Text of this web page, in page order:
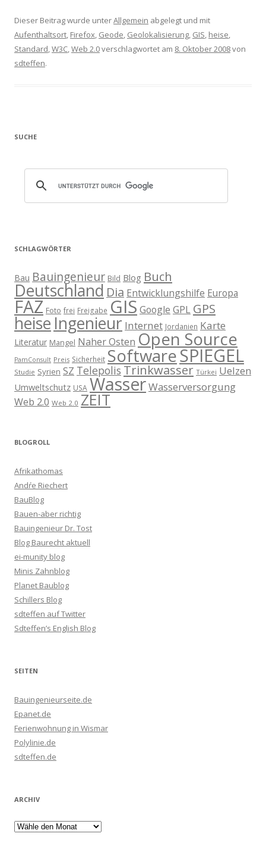
Dieser Beitrag wurde unterAllgemein abgelegt und mit
Aufenthaltsort, Firefox, Geode, Geolokalisierung, GIS, heise,
Standard,W3C,Web 2.0verschlagwortet am 8. Oktober 2008von
sdteffen.
SUCHE
SCHLAGWÖRTER
Bau Bauingenieur Bild Blog Buch
Deutschland Dia Entwicklungshilfe Europa
FAZ Foto frei Freigabe GIS Google GPL GPS
heise Ingenieur Internet Jordanien Karte
Literatur Mangel Naher Osten Open Source
PamConsult Preis Sicherheit SoftwareSPIEGEL
Studie Syrien SZ Telepolis Trinkwasser Türkei Uelzen
Umweltschutz USA WasserWasserversorgung
Web 2.0 Web 2.0 ZEIT
BLOGROLL
Afrikathomas
Andŕe Riechert
BauBlog
Bauen-aber richtig
Bauingenieur Dr. Tost
Blog Baurecht aktuell
ei-munity blog
Minis Zahnblog
Planet Baublog
Schillers Blog
sdteffen auf Twitter
Sdteffen’s English Blog
SEITEN
Bauingenieurseite.de
Epanet.de
Ferienwohnung in Wismar
Polylinie.de
sdteffen.de
ARCHIV